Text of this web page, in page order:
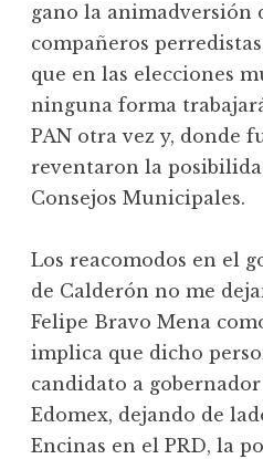
gano la animadversión
compañeros
que en las elecciones
ninguna forma
PAN otra vez y, donde
reventaron la
Consejos Municipales.
Los reacomodos en el
de Calderón no me
Felipe Bravo Mena
implica que dicho
candidato a
Edomex, dejando de
Encinas en el PRD, la